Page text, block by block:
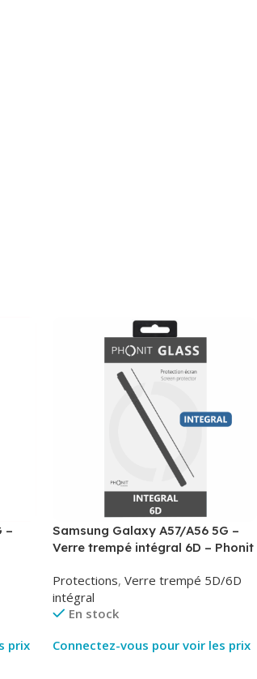
–
prix
Samsung Galaxy A57/A56 5G –
Verre trempé intégral 6D – Phonit
Protections, Verre trempé 5D/6D
intégral
En stock
Connectez-vous pour voir les prix